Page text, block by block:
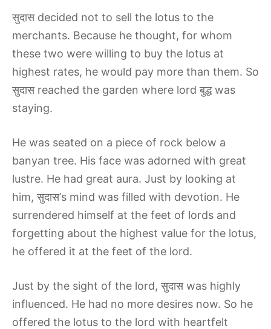
सुदास decided not to sell the lotus to the
merchants. Because he thought, for whom
these two were willing to buy the lotus at
highest rates, he would pay more than them. So
सुदास reached the garden where lord बुद्ध was
staying.
He was seated on a piece of rock below a
banyan tree. His face was adorned with great
lustre. He had great aura. Just by looking at
him, सुदास’s mind was filled with devotion. He
surrendered himself at the feet of lords and
forgetting about the highest value for the lotus,
he offered it at the feet of the lord.
Just by the sight of the lord, सुदास was highly
influenced. He had no more desires now. So he
offered the lotus to the lord with heartfelt